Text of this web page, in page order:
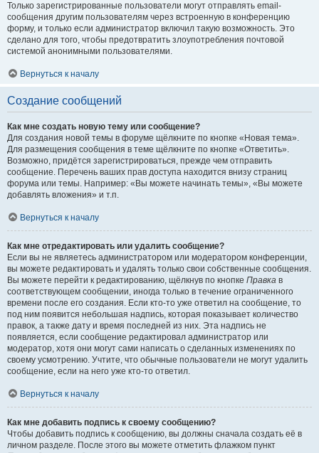
Только зарегистрированные пользователи могут отправлять email-
сообщения другим пользователям через встроенную в конференцию
форму, и только если администратор включил такую возможность. Это
сделано для того, чтобы предотвратить злоупотребления почтовой
системой анонимными пользователями.
Вернуться к началу
Создание сообщений
Как мне создать новую тему или сообщение?
Для создания новой темы в форуме щёлкните по кнопке «Новая тема».
Для размещения сообщения в теме щёлкните по кнопке «Ответить».
Возможно, придётся зарегистрироваться, прежде чем отправить
сообщение. Перечень ваших прав доступа находится внизу страниц
форума или темы. Например: «Вы можете начинать темы», «Вы можете
добавлять вложения» и т.п.
Вернуться к началу
Как мне отредактировать или удалить сообщение?
Если вы не являетесь администратором или модератором конференции,
вы можете редактировать и удалять только свои собственные сообщения.
Вы можете перейти к редактированию, щёлкнув по кнопке Правка в
соответствующем сообщении, иногда только в течение ограниченного
времени после его создания. Если кто-то уже ответил на сообщение, то
под ним появится небольшая надпись, которая показывает количество
правок, а также дату и время последней из них. Эта надпись не
появляется, если сообщение редактировал администратор или
модератор, хотя они могут сами написать о сделанных изменениях по
своему усмотрению. Учтите, что обычные пользователи не могут удалить
сообщение, если на него уже кто-то ответил.
Вернуться к началу
Как мне добавить подпись к своему сообщению?
Чтобы добавить подпись к сообщению, вы должны сначала создать её в
личном разделе. После этого вы можете отметить флажком пункт